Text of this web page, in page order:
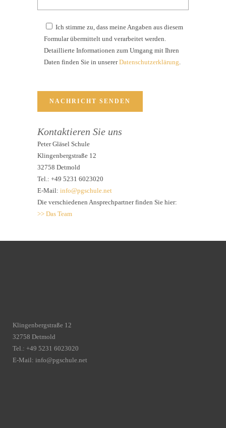
Ich stimme zu, dass meine Angaben aus diesem
Formular übermittelt und verarbeitet werden.
Detaillierte Informationen zum Umgang mit Ihren
Daten finden Sie in unsererDatenschutzerklärung
Kontaktieren Sie uns
Peter Gläsel Schule
Klingenbergstraße 12
32758 Detmold
Tel.: +49 5231 6023020
E-Mail: info@pgschule.net
Die verschiedenen Ansprechpartner finden Sie hier:
>> Das Team
Klingenbergstraße 12
32758 Detmold
Tel.: +49 5231 6023020
E-Mail: info@pgschule.net